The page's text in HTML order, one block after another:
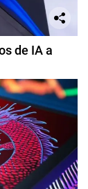
de IA a